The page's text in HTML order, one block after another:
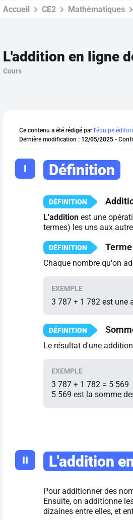
Accueil CE2 Mathématiques
L'addition en ligne
Cours
Ce contenu a été rédigé par l'équipe
Dernière modification : 12/05/2025 -
I Définition
L'addition est une
termes) les uns aux
Terme
Chaque nombre qu'on
3 787 + 1 782 est une
Le résultat d'une
3 787 + 1 782 = 5 569
5 569 est la somme
II L'addition
Pour additionner des
Ensuite, on additionne
dizaines entre elles, et